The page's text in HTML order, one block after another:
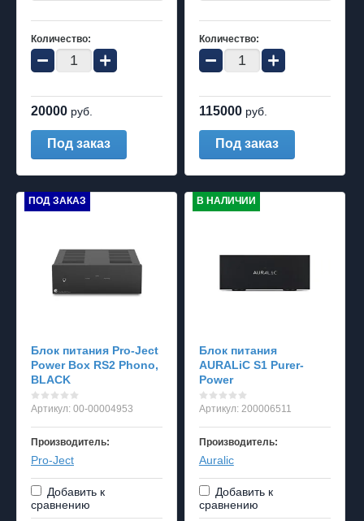
Количество:
− +
20000 руб.
Под заказ
Количество:
− +
115000 руб.
Под заказ
ПОД ЗАКАЗ
Блок питания Pro-Ject
Power Box RS2 Phono,
BLACK
Артикул: 00-00004953
Производитель:
Pro-Ject
Добавить к
сравнению
В НАЛИЧИИ
Блок питания
AURALiC S1 Purer-
Power
Артикул:200006511
Производитель:
Auralic
Добавить к
сравнению